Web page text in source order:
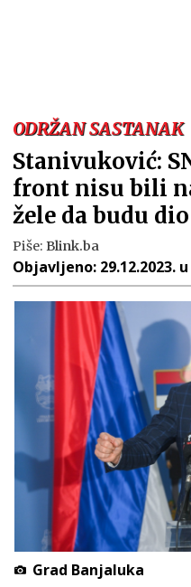
ODRŽAN SASTANAK
Stanivuković:
front nisu bili
žele da budu
Piše: Blink.ba
Objavljeno: 29.12.2023.
Grad Banjaluka